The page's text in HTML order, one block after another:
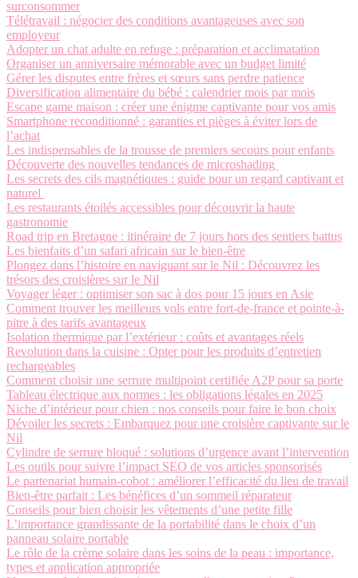
surconsommer
Télétravail : négocier des conditions avantageuses avec son
employeur
Adopter un chat adulte en refuge : préparation et acclimatation
Organiser un anniversaire mémorable avec un budget limité
Gérer les disputes entre frères et sœurs sans perdre patience
Diversification alimentaire du bébé : calendrier mois par mois
Escape game maison : créer une énigme captivante pour vos amis
Smartphone reconditionné : garanties et pièges à éviter lors de
l’achat
Les indispensables de la trousse de premiers secours pour enfants
Découverte des nouvelles tendances de microshading
Les secrets des cils magnétiques : guide pour un regard captivant et
naturel
Les restaurants étoilés accessibles pour découvrir la haute
gastronomie
Road trip en Bretagne : itinéraire de 7 jours hors des sentiers battus
Les bienfaits d’un safari africain sur le bien-être
Plongez dans l’histoire en naviguant sur le Nil : Découvrez les
trésors des croisières sur le Nil
Voyager léger : optimiser son sac à dos pour 15 jours en Asie
Comment trouver les meilleurs vols entre fort-de-france et pointe-à-
pitre à des tarifs avantageux
Isolation thermique par l’extérieur : coûts et avantages réels
Revolution dans la cuisine : Opter pour les produits d’entretien
rechargeables
Comment choisir une serrure multipoint certifiée A2P pour sa porte
Tableau électrique aux normes : les obligations légales en 2025
Niche d’intérieur pour chien : nos conseils pour faire le bon choix
Dévoiler les secrets : Embarquez pour une croisière captivante sur le
Nil
Cylindre de serrure bloqué : solutions d’urgence avant l’intervention
Les outils pour suivre l’impact SEO de vos articles sponsorisés
Le partenariat humain-cobot : améliorer l’efficacité du lieu de travail
Bien-être parfait : Les bénéfices d’un sommeil réparateur
Conseils pour bien choisir les vêtements d’une petite fille
L’importance grandissante de la portabilité dans le choix d’un
panneau solaire portable
Le rôle de la crème solaire dans les soins de la peau : importance,
types et application appropriée